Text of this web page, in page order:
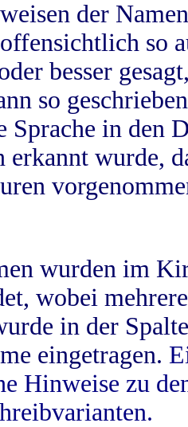
der
so
besser
so
Sprache in
erkannt wurde,
wurden im
wobei
in der
eingetragen.
Hinweise zu